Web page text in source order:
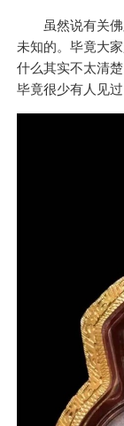
虽然说有关佛
未知的。毕竟大
什么其实不太清
毕竟很少有人见